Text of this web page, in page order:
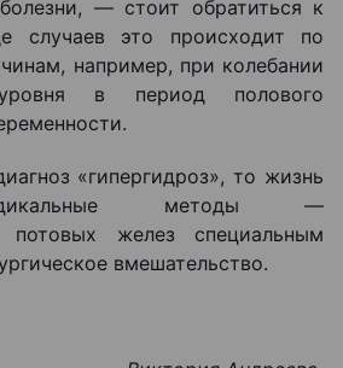
— стоит обратиться к
случаев это происходит по
например, при колебании
уровня в период полового
«гипергидроз», то жизнь
методы —
потовых желез специальным
вмешательство.